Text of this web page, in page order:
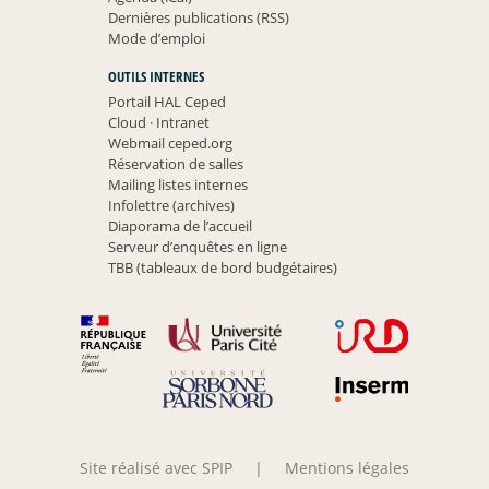
Dernières publications (RSS)
Mode d’emploi
OUTILS INTERNES
Portail HAL Ceped
Cloud ·Intranet
Webmail ceped.org
Réservation de salles
Mailing listes internes
Infolettre (archives)
Diaporama de l’accueil
Serveur d’enquêtes en ligne
TBB (tableaux de bord budgétaires)
Site réalisé avec SPIP | Mentions légales